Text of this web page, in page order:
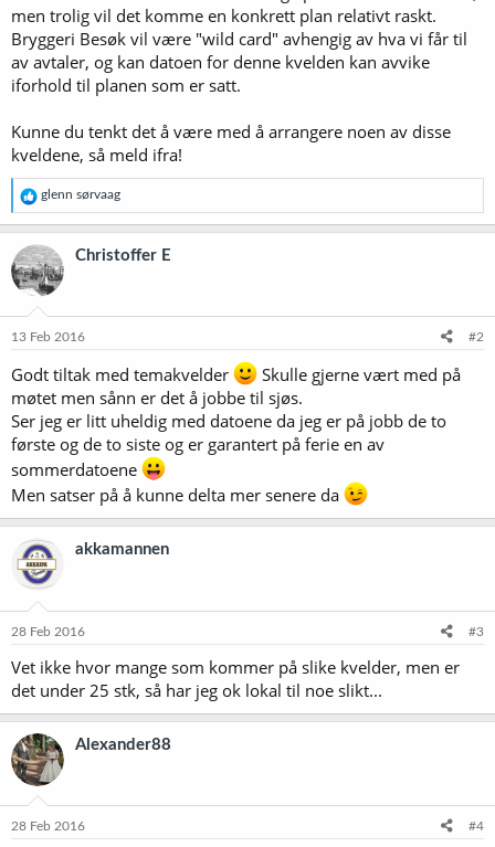
men trolig vil det komme en konkrett plan relativt raskt.
Bryggeri Besøk vil være "wild card" avhengig av hva vi får til
av avtaler, og kan datoen for denne kvelden kan avvike
iforhold til planen som er satt.
Kunne du tenkt det å være med å arrangere noen av disse
kveldene, så meld ifra!
R
e
a
k
s
j
o
e
:
glenn sørvaag
Christoffer E
13 Feb 2016 #2
Godt tiltak med temakvelder
Skulle gjerne vært med på
møtet men sånn er det å jobbe til sjøs.
Ser jeg er litt uheldig med datoene da jeg er på jobb de to
første og de to siste og er garantert på ferie en av
sommerdatoene
Men satser på å kunne delta mer senere da
akkamannen
28 Feb 2016 #3
Vet ikke hvor mange som kommer på slike kvelder, men er
det under 25 stk, så har jeg ok lokal til noe slikt...
Alexander88
28 Feb 2016 #4